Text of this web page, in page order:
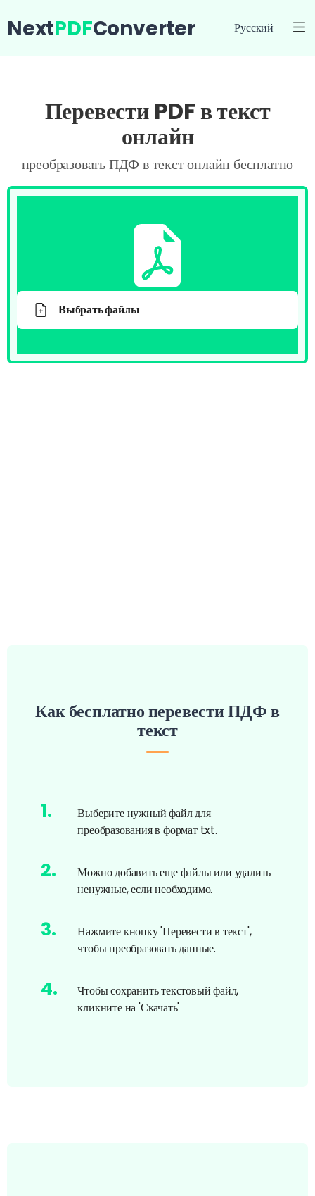
NextPDFConverter Русский
Перевести PDF в текст
онлайн
преобразовать ПДФ в текст онлайн бесплатно
Выбрать файлы
Как бесплатно перевести ПДФ в
текст
1.
Выберите нужный файл для
преобразования в формат txt.
2.
Можно добавить еще файлы или удалить
ненужные, если необходимо.
3.
Нажмите кнопку 'Перевести в текст',
чтобы преобразовать данные.
4.
Чтобы сохранить текстовый файл,
кликните на 'Скачать'